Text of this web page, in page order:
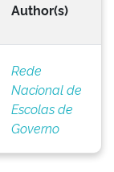
Author(s)
Rede
Nacional de
Escolas de
Governo